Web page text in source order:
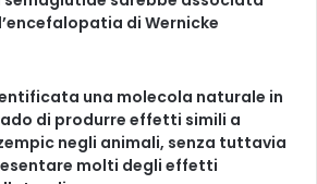
b
o
k
u
e
a
r
a
o
di Wernicke
una molecola naturale in
di produrre effetti simili a
negli animali, senza tuttavia
molti degli effetti